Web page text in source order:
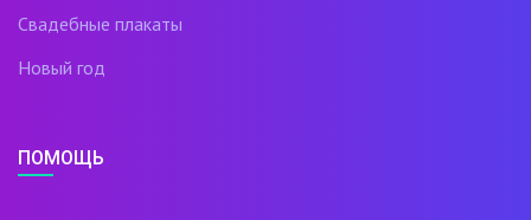
Свадебные плакаты
Новый год
ПОМОЩЬ